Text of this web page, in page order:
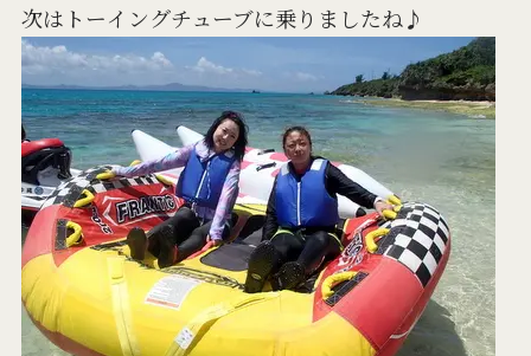
次はトーイングチューブに乗りましたね♪